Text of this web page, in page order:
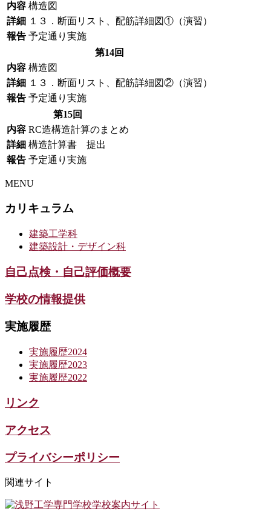
内容 構造図
詳細 １３．断面リスト、配筋詳細図①（演習）
報告 予定通り実施
第14回
内容 構造図
詳細 １３．断面リスト、配筋詳細図②（演習）
報告 予定通り実施
第15回
内容 RC造構造計算のまとめ
詳細 構造計算書 提出
報告 予定通り実施
MENU
カリキュラム
建築工学科
建築設計・デザイン科
自己点検・自己評価概要
学校の情報提供
実施履歴
実施履歴2024
実施履歴2023
実施履歴2022
リンク
アクセス
プライバシーポリシー
関連サイト